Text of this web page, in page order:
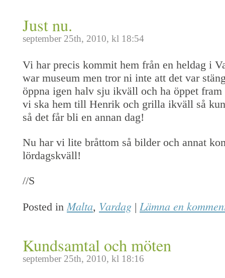
Just nu.
september 25th, 2010, kl 18:54
Vi har precis kommit hem från en heldag i
war museum men tror ni inte att det var
öppna igen halv sju ikväll och ha öppet
vi ska hem till Henrik och grilla ikväll så
så det får bli en annan dag!
Nu har vi lite bråttom så bilder och annat
lördagskväll!
//S
Posted in Malta, Vardag | Lämna en
Kundsamtal och möten
september 25th, 2010, kl 18:16